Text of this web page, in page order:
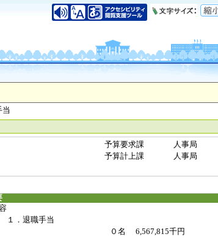
当
予算要求課
人事局
予算計上課
人事局
．退職手当
名 6,567,815千円